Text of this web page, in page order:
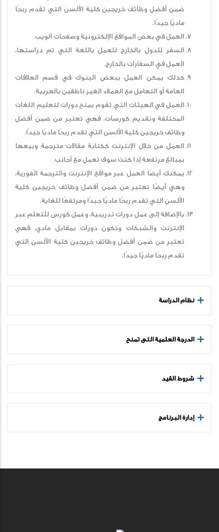
ضمن أفضل وظائف خريجين كلية الألسن التي تقدم ربحًا
ماديًا جيدًا.
العمل في بعض المواقع الإلكترونية وصفحات الويب.
السفر للدول بالخارج للعمل باللغة التي تم دراستها،
العمل في السفارات بالخارج.
كذلك يمكن العمل ببعض البنوك في قسم العلاقات
العامة أو التعامل مع العملاء الغير ناطقين بالعربية.
العمل في الهيئات التي تقوم بمنح دورات لتعليم اللغات
المختلفة وتقديم كورسات، فهي تعتبر من ضمن أفضل
وظائف خريجين كلية الألسن التي تقدم ربحًا ماديًا جيدًا.
العمل من خلال الإنترنت ككتابة مقالات مترجمة وبيعها
بمبالغ مرتفعة إذا كنت سوف تعمل مع أجانب.
يمكنك أيضًا العمل عبر مواقع الإنترنت والترجمة الفورية،
وهي أيضًا تعتبر من ضمن أفضل وظائف خريجين كلية
الألسن التي تقدم ربحًا ماديًا جيدًا ومرتفعًا للغاية.
بالإضافة إلى عمل دورات تدريبية، وعمل كورس للتعلم عبر
الإنترنت والشبكات وتكون دورات بمقابل مادي، فهي
تعتبر من ضمن أفضل وظائف خريجين كلية الألسن التي
تقدم ربحًا ماديًا جيدًا.
نظام الدراسة
الدرجة العلمية التى تمنح
شروط القيد
إدارة البرنامج